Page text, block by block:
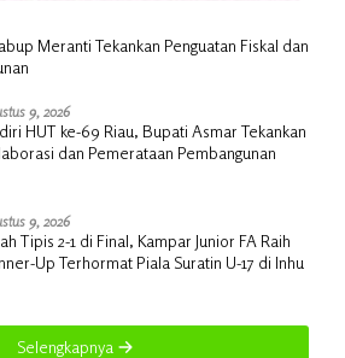
Meranti Tekankan Penguatan Fiskal dan
9, 2026
HUT ke-69 Riau, Bupati Asmar Tekankan
dan Pemerataan Pembangunan
9, 2026
Tipis 2-1 di Final, Kampar Junior FA Raih
Up Terhormat Piala Suratin U-17 di Inhu
Selengkapnya